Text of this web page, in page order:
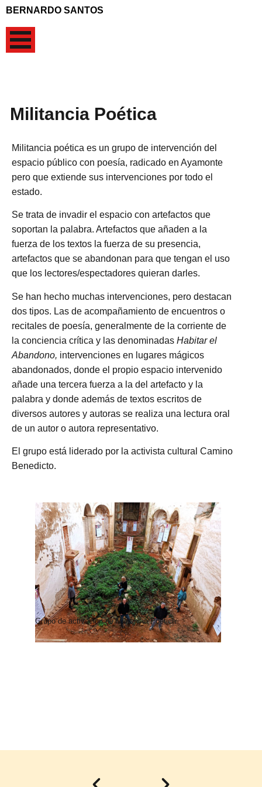
BERNARDO SANTOS
Militancia Poética
Militancia poética es un grupo de intervención del
espacio público con poesía, radicado en Ayamonte
pero que extiende sus intervenciones por todo el
estado.
Se trata de invadir el espacio con artefactos que
soportan la palabra. Artefactos que añaden a la
fuerza de los textos la fuerza de su presencia,
artefactos que se abandonan para que tengan el uso
que los lectores/espectadores quieran darles.
Se han hecho muchas intervenciones, pero destacan
dos tipos. Las de acompañamiento de encuentros o
recitales de poesía, generalmente de la corriente de
la conciencia crítica y las denominadas Habitar el
Abandono, intervenciones en lugares mágicos
abandonados, donde el propio espacio intervenido
añade una tercera fuerza a la del artefacto y la
palabra y donde además de textos escritos de
diversos autores y autoras se realiza una lectura oral
de un autor o autora representativo.
El grupo está liderado por la activista cultural Camino
Benedicto.
Grupo de activación de Militancia Poética